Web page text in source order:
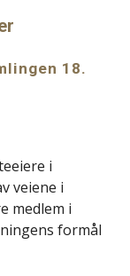
18.
i
veiene i
medlem i
formål